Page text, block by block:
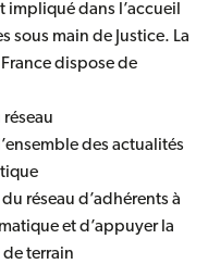
impliqué dans l’accueil
sous main de Justice. La
dispose de
des actualités
réseau d’adhérents à
et d’appuyer la
terrain